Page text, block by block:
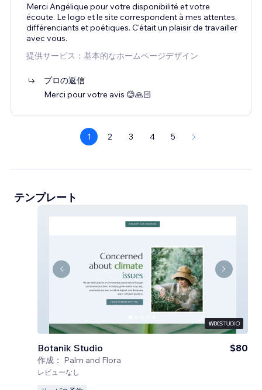
Merci Angélique pour votre disponibilité et votre
écoute. Le logo et le site correspondent à mes attentes,
différenciants et poétiques. C'était un plaisir de travailler
avec vous.
提供サービス：基本的なホームページデザイン
プロの返信
Merci pour votre avis 😊🙏🏻
1 2 3 4 5
テンプレート
Botanik Studio
作成： Palm and Flora
$80
レビューなし